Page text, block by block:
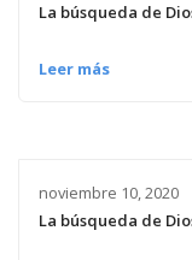
La búsqueda de
Leer más
noviembre 10, 2020
La búsqueda de